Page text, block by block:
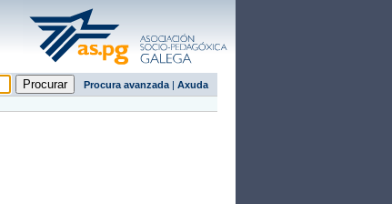
Procura avanzada | Axuda